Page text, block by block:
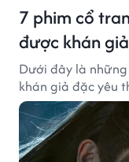
7 phim cổ
được khán
Dưới đây là
khán giả đặc yêu